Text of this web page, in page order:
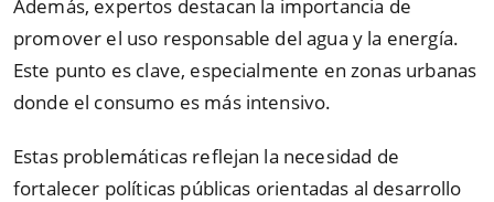
Además, expertos destacan la importancia de
promover el uso responsable del agua y la energía.
Este punto es clave, especialmente en zonas urbanas
donde el consumo es más intensivo.
Estas problemáticas reflejan la necesidad de
fortalecer políticas públicas orientadas al desarrollo